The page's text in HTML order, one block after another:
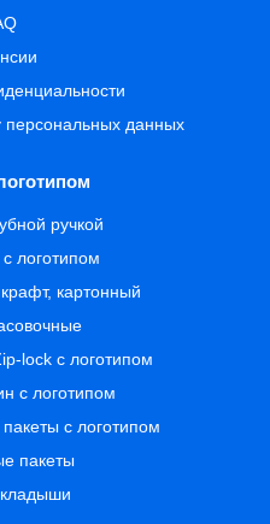
персональных данных
ручкой
логотипом
картонный
lock с логотипом
с логотипом
с логотипом
пакеты